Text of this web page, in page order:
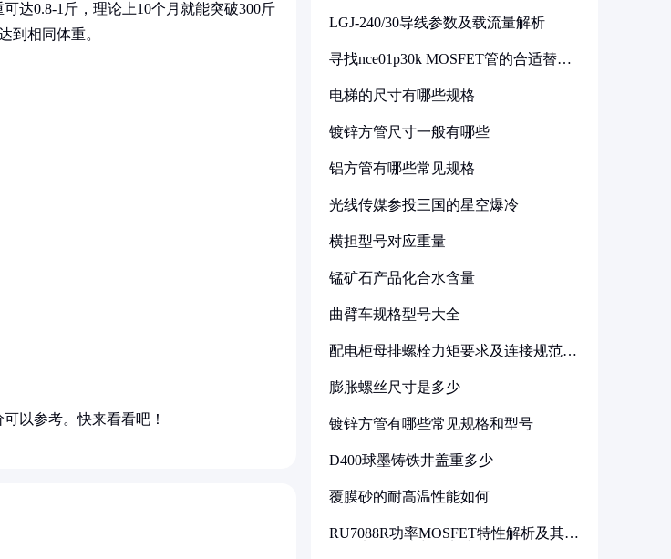
达0.8-1斤，理论上10个月就能突破300斤
到相同体重。
以参考。快来看看吧！
LGJ-240/30导线参数及载流量解析
寻找nce01p30k MOSFET管的合适替代
电梯的尺寸有哪些规格
镀锌方管尺寸一般有哪些
铝方管有哪些常见规格
光线传媒参投三国的星空爆冷
横担型号对应重量
锰矿石产品化合水含量
曲臂车规格型号大全
配电柜母排螺栓力矩要求及连接规范详
膨胀螺丝尺寸是多少
镀锌方管有哪些常见规格和型号
D400球墨铸铁井盖重多少
覆膜砂的耐高温性能如何
RU7088R功率MOSFET特性解析及其在